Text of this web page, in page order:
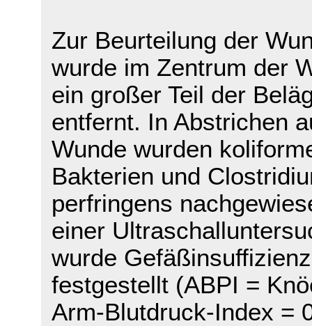
Zur Beurteilung der
wurde im Zentrum der
ein großer Teil der
entfernt. In Abstrichen
Wunde wurden
Bakterien und
perfringens
einer
wurde Gefäßinsuffizienz
festgestellt (ABPI =
Arm-Blutdruck-Index =